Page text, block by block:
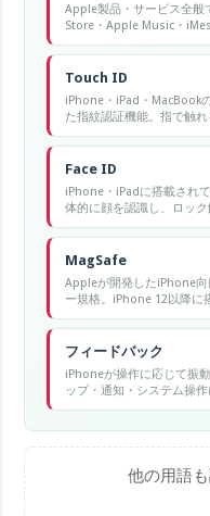
Apple製品・サービス全
Store・Apple Music・
Touch ID
iPhone・iPad・MacBook
た指紋認証機能。指で触
Face ID
iPhone・iPadに搭載され
体的に顔を認識し、ロック
MagSafe
Appleが開発したiPhone向
ー規格。iPhone 12以降に
る。
フィードバック
iPhoneが操作に応じて振
ップ・通知・システム操
通知する。
他の用語も